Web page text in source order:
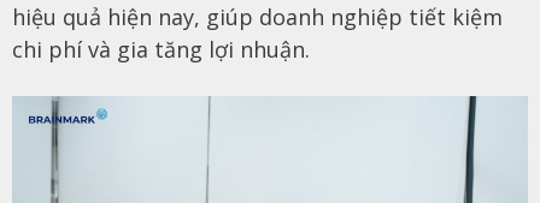
hiệu quả hiện nay, giúp doanh nghiệp tiết kiệm
chi phí và gia tăng lợi nhuận.